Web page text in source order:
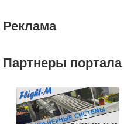
Реклама
Партнеры портала